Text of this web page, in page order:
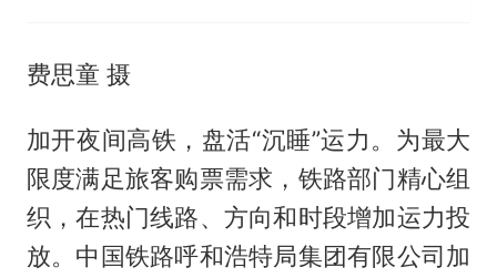
费思童 摄
加开夜间高铁，盘活“沉睡”运力。为最大
限度满足旅客购票需求，铁路部门精心组
织，在热门线路、方向和时段增加运力投
放。中国铁路呼和浩特局集团有限公司加